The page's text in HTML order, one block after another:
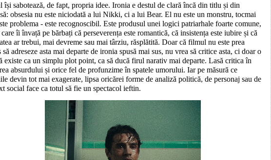
își sabotează, de fapt, propria idee. Ironia e destul de clară încă din titlu și din
obsesia nu este niciodată a lui Nikki, ci a lui Bear. El nu este un monstru, tocmai
problema - este recognoscibil. Este produsul unei logici patriarhale foarte comune,
care îi învață pe bărbați că perseverența este romantică, că insistența este iubire și că
ar trebui, mai devreme sau mai târziu, răsplătită. Doar că filmul nu este prea
să adreseze asta mai departe de ironia spusă mai sus, nu vrea să critice asta, ci doar o
existe ca un simplu plot point, ca să ducă firul narativ mai departe. Lasă critica în
absurdului și orice fel de profunzime în spatele umorului. Iar pe măsură ce
devin tot mai exagerate, lipsa oricărei forme de analiză politică, de personaj sau de
social face ca totul să fie un spectacol ieftin.